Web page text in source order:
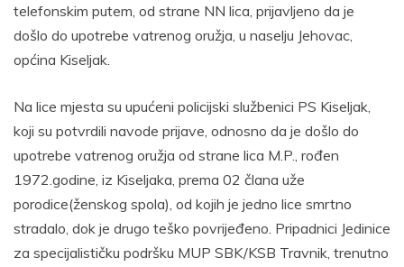
telefonskim putem, od strane NN lica, prijavljeno da je
došlo do upotrebe vatrenog oružja, u naselju Jehovac,
općina Kiseljak.
Na lice mjesta su upućeni policijski službenici PS Kiseljak,
koji su potvrdili navode prijave, odnosno da je došlo do
upotrebe vatrenog oružja od strane lica M.P., rođen
1972.godine, iz Kiseljaka, prema 02 člana uže
porodice(ženskog spola), od kojih je jedno lice smrtno
stradalo, dok je drugo teško povrijeđeno. Pripadnici Jedinice
za specijalističku podršku MUP SBK/KSB Travnik, trenutno